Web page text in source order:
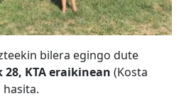
bilera egingo dute
KTA eraikinean (Kosta
hasita.